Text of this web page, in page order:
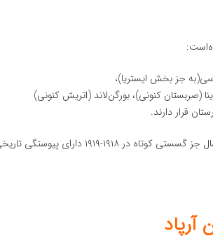
جز بخش ایستریا)،
(صربستان کنونی)، بورگن‌لاند (اتریش کنونی)
قرار دارند.
آرپاد